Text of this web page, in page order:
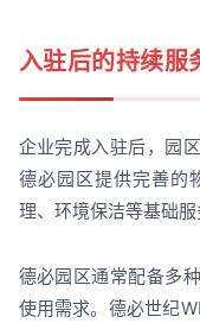
入驻后的持续服
企业完成入驻后，园
德必园区提供完善的
理、环境保洁等基础服
德必园区通常配备多
使用需求。德必世纪